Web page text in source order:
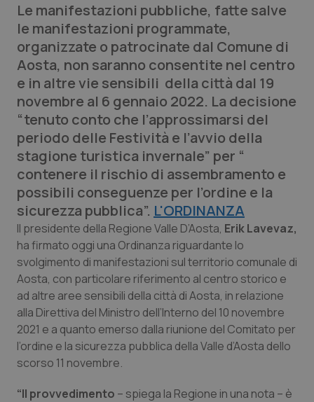
Lettere al direttore
Edizioni Regionali
QS Pro
Professionisti Sanitari.AI
Abruzzo
Basilicata
Calabria
Campania
Emilia-Romagna
Friuli Venezia Giulia
Lazio
QS Pro Gold
Artrite & artrosi
Asma & BPCO
Car-T
Colesterolo & coronaropatie
Dermatite Atopica
Diabete & glucometri
QS Club Newsletter
Le manifestazioni pubbliche, fatte salve
le manifestazioni programmate,
organizzate o patrocinate dal Comune di
Aosta, non saranno consentite nel centro
e in altre vie sensibili della città dal 19
novembre al 6 gennaio 2022. La decisione
“tenuto conto che l’approssimarsi del
periodo delle Festività e l’avvio della
stagione turistica invernale” per “
contenere il rischio di assembramento e
possibili conseguenze per l’ordine e la
sicurezza pubblica”. L'ORDINANZA
Il presidente della Regione Valle D’Aosta, Erik Lavevaz,
ha firmato oggi una Ordinanza riguardante lo
svolgimento di manifestazioni sul territorio comunale di
Aosta, con particolare riferimento al centro storico e
ad altre aree sensibili della città di Aosta, in relazione
alla Direttiva del Ministro dell’Interno del 10 novembre
2021 e a quanto emerso dalla riunione del Comitato per
l’ordine e la sicurezza pubblica della Valle d’Aosta dello
scorso 11 novembre.
“Il provvedimento – spiega la Regione in una nota – è